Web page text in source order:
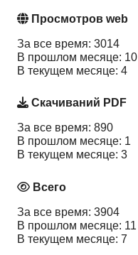
Просмотров web
За все время: 3014
В прошлом месяце: 10
В текущем месяце: 4
Скачиваний PDF
За все время: 890
В прошлом месяце: 1
В текущем месяце: 3
Всего
За все время: 3904
В прошлом месяце: 11
В текущем месяце: 7